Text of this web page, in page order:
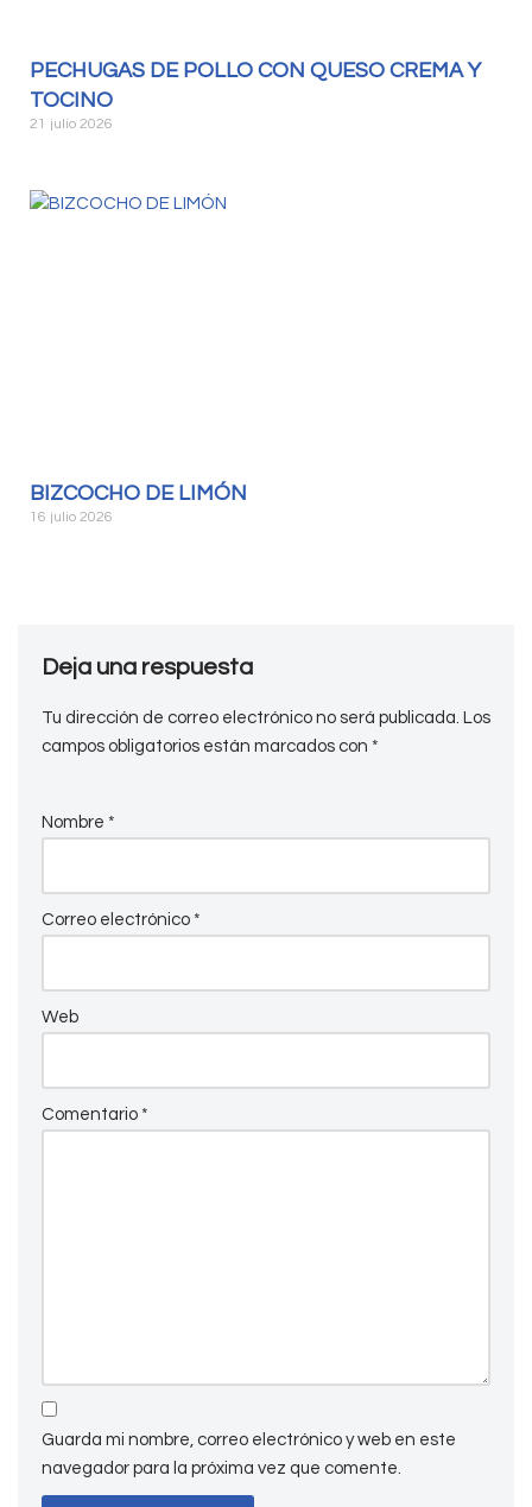
PECHUGAS DE POLLO CON QUESO CREMA Y
TOCINO
21 julio 2026
BIZCOCHO DE LIMÓN
16 julio 2026
Deja una respuesta
Tu dirección de correo electrónico no será publicada. Los
campos obligatorios están marcados con *
Nombre *
Correo electrónico *
Web
Comentario *
Guarda mi nombre, correo electrónico y web en este
navegador para la próxima vez que comente.